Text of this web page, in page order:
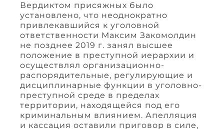
Вердиктом присяжных было
установлено, что неоднократно
привлекавшийся к уголовной
ответственности Максим Закомолдин
не позднее 2019 г. занял высшее
положение в преступной иерархии и
осуществлял организационно-
распорядительные, регулирующие и
дисциплинарные функции в уголовно-
преступной среде в пределах
территории, находящейся под его
криминальным влиянием. Апелляция
и кассация оставили приговор в силе,